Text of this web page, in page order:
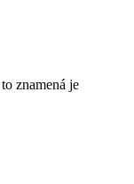
znamená je